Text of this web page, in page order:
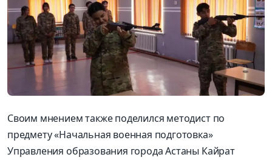
Своим мнением также поделился методист по
предмету «Начальная военная подготовка»
Управления образования города Астаны Кайрат